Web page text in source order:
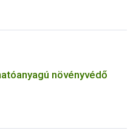
növényvédő